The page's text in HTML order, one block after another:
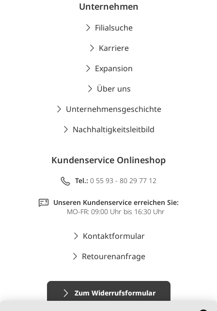
Unternehmen
Filialsuche
Karriere
Expansion
Über uns
Unternehmensgeschichte
Nachhaltigkeitsleitbild
Kundenservice Onlineshop
Tel.: 0 55 93 - 80 29 77 12
Unseren Kundenservice erreichen Sie:
MO-FR: 09:00 Uhr bis 16:30 Uhr
Kontaktformular
Retourenanfrage
Zum Widerrufsformular